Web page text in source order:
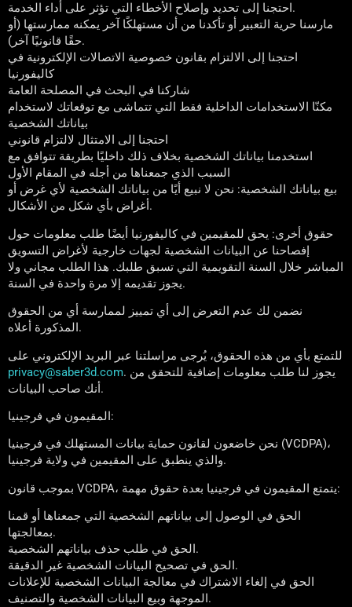
احتجنا إلى تحديد وإصلاح الأخطاء التي تؤثر على أداء الخدمة.
مارسنا حرية التعبير أو تأكدنا من أن مستهلكًا آخر يمكنه ممارستها (أو
حقًا قانونيًا آخر).
احتجنا إلى الالتزام بقانون خصوصية الاتصالات الإلكترونية في
كاليفورنيا
شاركنا في البحث في المصلحة العامة
مكنّا الاستخدامات الداخلية فقط التي تتماشى مع توقعاتك لاستخدام
بياناتك الشخصية
احتجنا إلى الامتثال لالتزام قانوني
استخدمنا بياناتك الشخصية بخلاف ذلك داخليًا بطريقة تتوافق مع
السبب الذي جمعناها من أجله في المقام الأول
بيع بياناتك الشخصية: نحن لا نبيع أيًا من بياناتك الشخصية لأي غرض أو
أغراض بأي شكل من الأشكال.
حقوق أخرى: يحق للمقيمين في كاليفورنيا أيضًا طلب معلومات حول
إفصاحنا عن البيانات الشخصية لجهات خارجية لأغراض التسويق
المباشر خلال السنة التقويمية التي تسبق طلبك. هذا الطلب مجاني ولا
يجوز تقديمه إلا مرة واحدة في السنة.
نضمن لك عدم التعرض إلى أي تمييز لممارسة أي من الحقوق
المذكورة أعلاه.
للتمتع بأي من هذه الحقوق، يُرجى مراسلتنا عبر البريد الإلكتروني على
privacy@saber3d.com. يجوز لنا طلب معلومات إضافية للتحقق من
أنك صاحب البيانات.
المقيمون في فرجينيا:
نحن خاضعون لقانون حماية بيانات المستهلك في فرجينيا (VCDPA)،
والذي ينطبق على المقيمين في ولاية فرجينيا.
بموجب قانون VCDPA، يتمتع المقيمون في فرجينيا بعدة حقوق مهمة:
الحق في الوصول إلى بياناتهم الشخصية التي جمعناها أو قمنا
بمعالجتها.
الحق في طلب حذف بياناتهم الشخصية.
الحق في تصحيح البيانات الشخصية غير الدقيقة.
الحق في إلغاء الاشتراك في معالجة البيانات الشخصية للإعلانات
الموجهة وبيع البيانات الشخصية والتصنيف.